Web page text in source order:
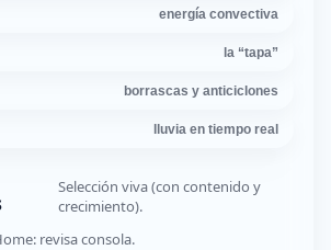
energía convectiva
la “tapa”
borrascas y anticiclones
lluvia en tiempo real
Selección viva (con contenido y
crecimiento).
revisa consola.